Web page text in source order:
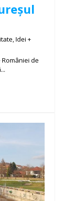
,Idei +
de